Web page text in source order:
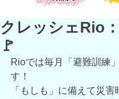
クレッシェRio
🚩
Rioでは毎月「避難訓練
す！
「もしも」に備えて災